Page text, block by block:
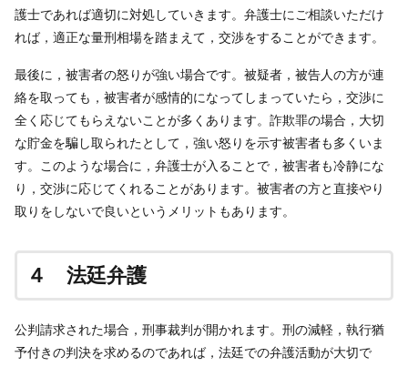
護士であれば適切に対処していきます。弁護士にご相談いただけ
れば，適正な量刑相場を踏まえて，交渉をすることができます。
最後に，被害者の怒りが強い場合です。被疑者，被告人の方が連
絡を取っても，被害者が感情的になってしまっていたら，交渉に
全く応じてもらえないことが多くあります。詐欺罪の場合，大切
な貯金を騙し取られたとして，強い怒りを示す被害者も多くいま
す。このような場合に，弁護士が入ることで，被害者も冷静にな
り，交渉に応じてくれることがあります。被害者の方と直接やり
取りをしないで良いというメリットもあります。
４ 法廷弁護
公判請求された場合，刑事裁判が開かれます。刑の減軽，執行猶
予付きの判決を求めるのであれば，法廷での弁護活動が大切で